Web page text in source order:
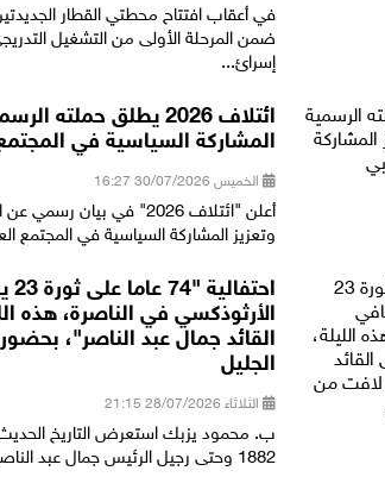
في أعقاب افتتاح محطتي القطار
ضمن المرحلة الأولى من التشغيل
إسرائ...
ائتلاف 2026 يطلق
المشاركة السياسية في
الخميس 30/07/2026 16:27
أعلن "ائتلاف 2026" في
وتعزيز المشاركة السياسية في المجتمع
الأرثوذكسي في الناصرة، هذه
القائد جمال عبد الناصر"،
الجليل
الثلاثاء 28/07/2026 21:15
ب. محمود يزبك استعرض التاريخ الحديث
1882 وحتى رجيل الرئيس جمال عبد الناصر، متوقفا عند أهم المفاصل التاريخية ف...